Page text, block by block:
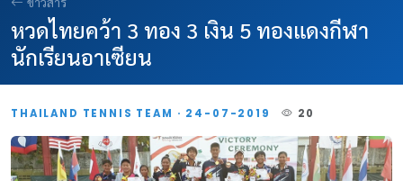
หวดไทยคว้า 3 ทอง 3 เงิน 5 ทองแดงกีฬา
นักเรียนอาเซียน
THAILAND TENNIS TEAM · 24-07-2019 20